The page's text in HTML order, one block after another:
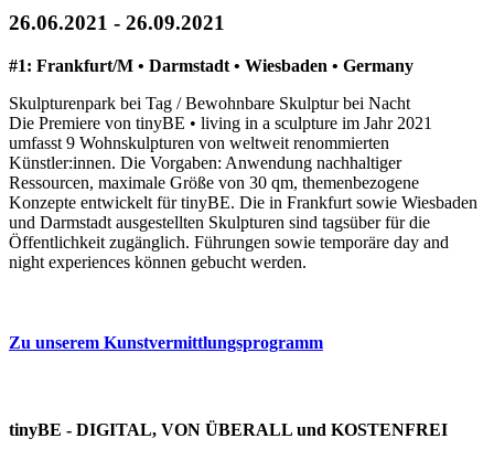
26.06.2021 - 26.09.2021
#1: Frankfurt/M • Darmstadt • Wiesbaden • Germany
Skulpturenpark bei Tag / Bewohnbare Skulptur bei Nacht
Die Premiere von tinyBE • living in a sculpture im Jahr 2021
umfasst 9 Wohnskulpturen von weltweit renommierten
Künstler:innen. Die Vorgaben: Anwendung nachhaltiger
Ressourcen, maximale Größe von 30 qm, themenbezogene
Konzepte entwickelt für tinyBE. Die in Frankfurt sowie Wiesbaden
und Darmstadt ausgestellten Skulpturen sind tagsüber für die
Öffentlichkeit zugänglich. Führungen sowie temporäre day and
night experiences können gebucht werden.
Zu unserem Kunstvermittlungsprogramm
tinyBE - DIGITAL, VON ÜBERALL und KOSTENFREI